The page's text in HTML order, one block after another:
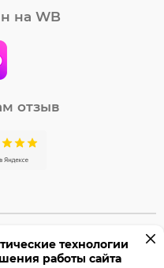
на WB
отзыв
права защищены.
технологии
работы сайта